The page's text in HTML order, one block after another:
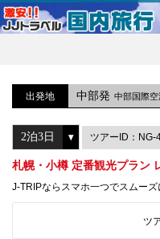
出発地 中部発 中部国際空
ツアーID：NG-
札幌・小樽 定番観光プラン
J-TRIPならスマホ一つでスムー
ツ